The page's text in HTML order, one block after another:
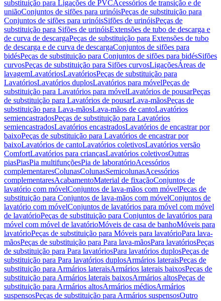
substituição para Ligações de PVCAcessórios de transição e de
uniãoConjuntos de sifões para urinóisPeças de substituição para
Conjuntos de sifões para urinóisSifões de urinóisPeças de
substituição para Sifões de urinóisExtensões de tubo de descarga e
de curva de descargaPeças de substituição para Extensões de tubo
de descarga e de curva de descargaConjuntos de sifões para
bidésPeças de substituição para Conjuntos de sifões para bidésSifões
curvosPeças de substituição para Sifões curvosLigaçõesÁreas de
lavagemLavatóriosLavatóriosPeças de substituição para
LavatóriosLavatórios duplosLavatórios para móvelPeças de
substituição para Lavatórios para móvelLavatórios de pousarPeças
de substituição para Lavatórios de pousarLava-mãosPeças de
substituição para Lava-mãosLava-mãos de cantoLavatórios
semiencastradosPeças de substituição para Lavatórios
semiencastradosLavatórios encastradosLavatórios de encastrar por
baixoPeças de substituição para Lavatórios de encastrar por
baixoLavatórios de cantoLavatórios coletivosLavatórios versão
ComfortLavatórios para criançasLavatórios coletivosOutras
piasPiasPia multifunçõesPia de laboratórioAcessórios
complementaresColunasColunasSemicolunasAcessórios
complementaresAcabamentoMaterial de fixaçãoConjuntos de
lavatório com móvelConjuntos de lava-mãos com móvelPeças de
substituição para Conjuntos de lava-mãos com móvelConjuntos de
lavatório com móvelConjuntos de lavatórios para móvel com móvel
de lavatórioPeças de substituição para Conjuntos de lavatórios para
móvel com móvel de lavatórioMóveis de casa de banhoMóveis para
lavatórioPeças de substituição para Móveis para lavatórioPara lava-
mãosPeças de substituição para Para lava-mãosPara lavatóriosPeças
de substituição para Para lavatóriosPara lavatórios duplosPeças de
substituição para Para lavatórios duplosArmários lateraisPeças de
substituição para Armários lateraisArmários laterais baixosPeças de
substituição para Armários laterais baixosArmários altosPeças de
substituição para Armários altosArmários médiosArmários
suspensosPeças de substituição para Armários suspensosOutro